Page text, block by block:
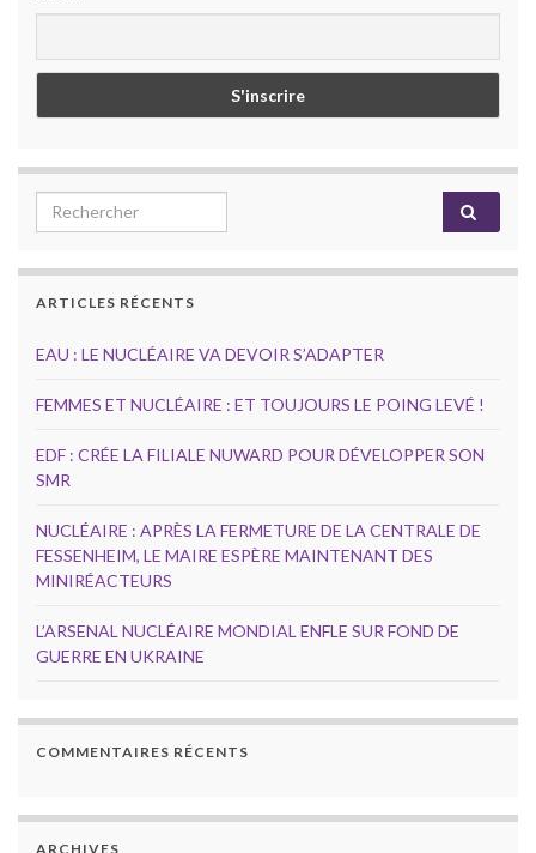
Search for:
ARTICLES RÉCENTS
EAU : LE NUCLÉAIRE VA DEVOIR S’ADAPTER
FEMMES ET NUCLÉAIRE : ET TOUJOURS LE POING LEVÉ !
EDF : CRÉE LA FILIALE NUWARD POUR DÉVELOPPER SON
SMR
NUCLÉAIRE : APRÈS LA FERMETURE DE LA CENTRALE DE
FESSENHEIM, LE MAIRE ESPÈRE MAINTENANT DES
MINIRÉACTEURS
L’ARSENAL NUCLÉAIRE MONDIAL ENFLE SUR FOND DE
GUERRE EN UKRAINE
COMMENTAIRES RÉCENTS
ARCHIVES